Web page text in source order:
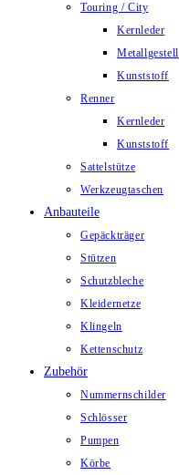
Touring / City
Kernleder
Metallgestell
Kunststoff
Renner
Kernleder
Kunststoff
Sattelstütze
Werkzeugtaschen
Anbauteile
Gepäckträger
Stützen
Schutzbleche
Kleidernetze
Klingeln
Kettenschutz
Zubehör
Nummernschilder
Schlösser
Pumpen
Körbe